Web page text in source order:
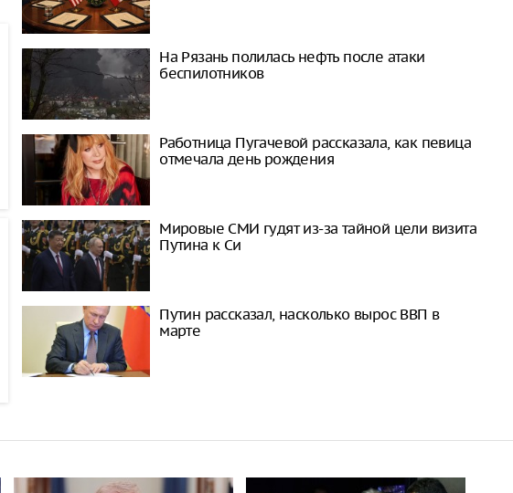
На Рязань полилась нефть после атаки
беспилотников
Работница Пугачевой рассказала, как певица
отмечала день рождения
Мировые СМИ гудят из-за тайной цели визита
Путина к Си
Путин рассказал, насколько вырос ВВП в
марте